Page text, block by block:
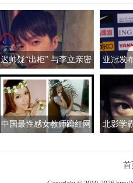
迟帅疑“出柜” 与李立亲密
照外泄称对女生没兴趣
亚冠发
素颜
中国最性感女教师蹿红网
北影学
首